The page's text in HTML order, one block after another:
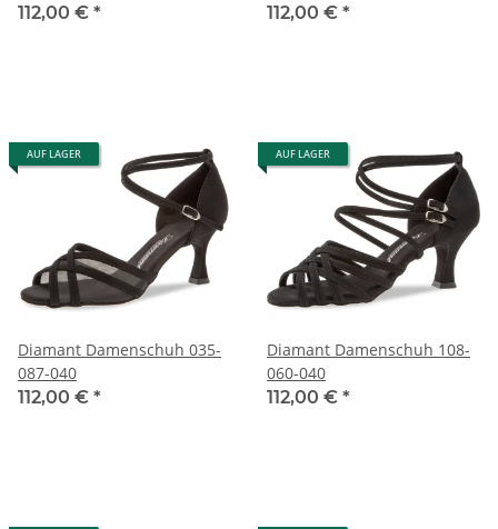
112,00 € *
112,00 € *
AUF LAGER
Diamant Damenschuh 035-
087-040
112,00 € *
AUF LAGER
Diamant Damenschuh 108-
060-040
112,00 € *